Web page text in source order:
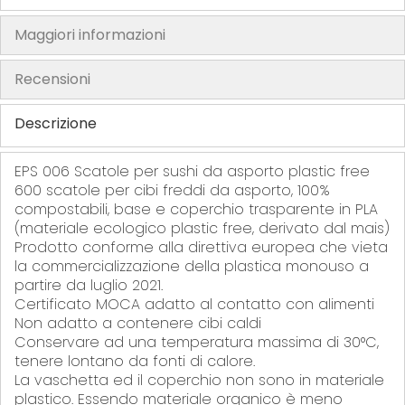
f
e
r
i
t
i
r
t
i
r
t
r
t
Maggiori informazioni
Recensioni
Descrizione
EPS 006 Scatole per sushi da asporto plastic free
600 scatole per cibi freddi da asporto, 100%
compostabili, base e coperchio trasparente in PLA
(materiale ecologico plastic free, derivato dal mais)
Prodotto conforme alla direttiva europea che vieta
la commercializzazione della plastica monouso a
partire da luglio 2021.
Certificato MOCA adatto al contatto con alimenti
Non adatto a contenere cibi caldi
Conservare ad una temperatura massima di 30°C,
tenere lontano da fonti di calore.
La vaschetta ed il coperchio non sono in materiale
plastico. Essendo materiale organico è meno